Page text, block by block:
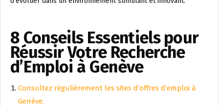
8 Conseils Essentiels pour
Réussir Votre Recherche
d’Emploi à Genève
Consultez régulièrement les sites d’offres d’emploi à
Genève.